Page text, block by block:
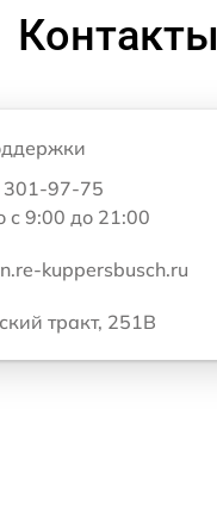
Контакты
301-97-75
с 9:00 до 21:00
kuppersbusch.ru
тракт, 251В